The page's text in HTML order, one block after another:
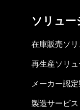
ソリュー
在庫販売ソ
再生産ソリ
メーカー認
製造サービス